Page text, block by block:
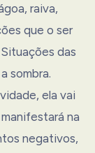
raiva,
que o ser
das
sombra.
ela vai
na
negativos,